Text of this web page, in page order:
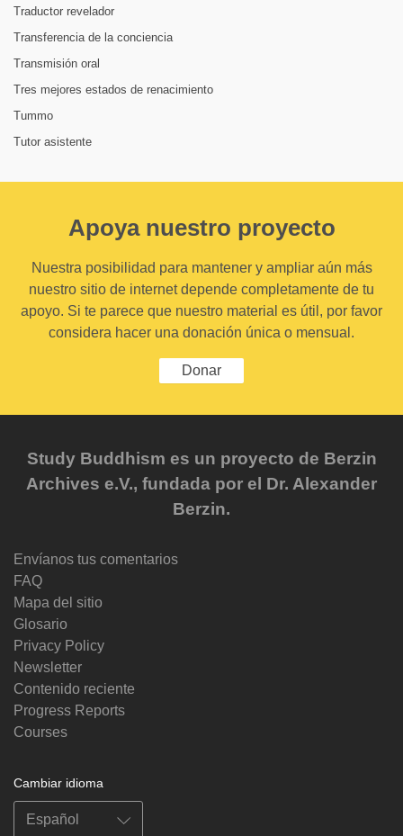
Traductor revelador
Transferencia de la conciencia
Transmisión oral
Tres mejores estados de renacimiento
Tummo
Tutor asistente
Apoya nuestro proyecto
Nuestra posibilidad para mantener y ampliar aún más
nuestro sitio de internet depende completamente de tu
apoyo. Si te parece que nuestro material es útil, por favor
considera hacer una donación única o mensual.
Donar
Study Buddhism es un proyecto de Berzin
Archives e.V., fundada por el Dr. Alexander
Berzin.
Envíanos tus comentarios
FAQ
Mapa del sitio
Glosario
Privacy Policy
Newsletter
Contenido reciente
Progress Reports
Courses
Cambiar idioma